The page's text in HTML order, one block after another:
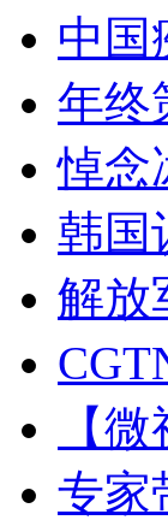
中国
年终
悼念
韩国
解放
【
专家